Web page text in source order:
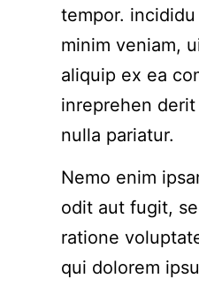
tempor.
minim veniam,
aliquip ex ea
inreprehen
nulla pariatur.
Nemo enim
odit aut fugit,
ratione
qui dolorem